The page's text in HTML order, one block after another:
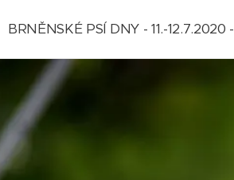
BRNĚNSKÉ PSÍ DNY - 11.-12.7.2020 -